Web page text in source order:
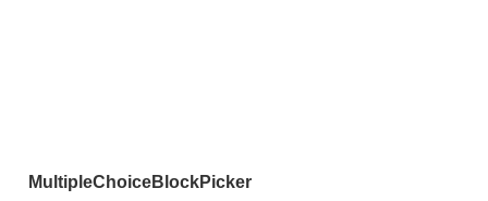
MultipleChoiceBlockPicker